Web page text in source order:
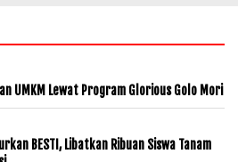
UMKM Lewat Program Glorious Golo Mori
BESTI, Libatkan Ribuan Siswa Tanam